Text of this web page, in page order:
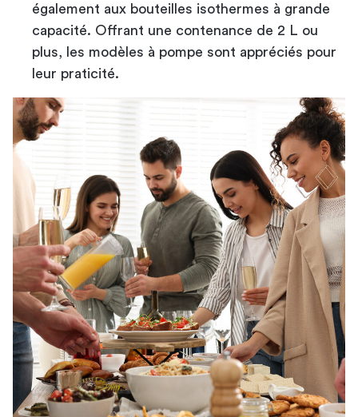
également aux bouteilles isothermes à grande
capacité. Offrant une contenance de 2 L ou
plus, les modèles à pompe sont appréciés pour
leur praticité.